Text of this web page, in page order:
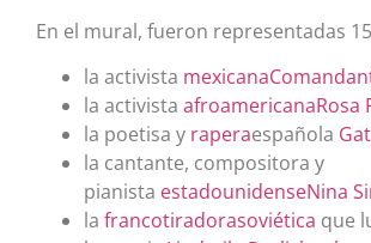
En el mural, fueron representadas
la activista mexicana
la activista afroamericanaRosa
la poetisa y raperaespañola
la cantante, compositora y
pianista estadounidenseNina
la francotiradorasoviética que